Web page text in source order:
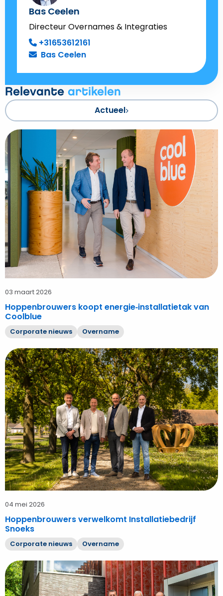
Bas Ceelen
Directeur Overnames & Integraties
+31653612161
Bas Ceelen
Relevante artikelen
Actueel
Bekijk
Hoppenbrouwers
koopt
energie‑installatietak
van
Coolblue
03 maart 2026
Hoppenbrouwers koopt energie‑installatietak van
Coolblue
Corporate nieuws Overname
Bekijk
Hoppenbrouwers
verwelkomt
Installatiebedrijf
Snoeks
04 mei 2026
Hoppenbrouwers verwelkomt Installatiebedrijf
Snoeks
Corporate nieuws Overname
Bekijk
A&B
electrotechniek